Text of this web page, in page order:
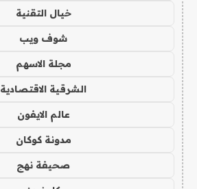
خيال التقنية
شوف ويب
مجلة الاسهم
الشرقية الاقتصادية
عالم الايفون
مدونة كوكان
صحيفة نهج